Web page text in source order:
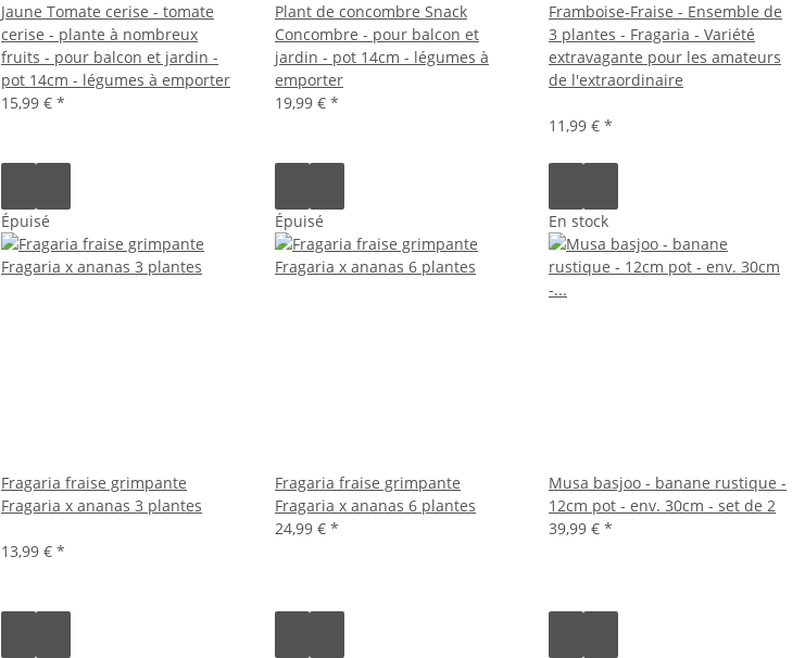
Jaune Tomate cerise - tomate
cerise - plante à nombreux
fruits - pour balcon et jardin -
pot 14cm - légumes à emporter
15,99 € *
Plant de concombre Snack
Concombre - pour balcon et
jardin - pot 14cm - légumes à
emporter
19,99 € *
Framboise-Fraise - Ensemble de
3 plantes - Fragaria - Variété
extravagante pour les amateurs
de l'extraordinaire
11,99 € *
Épuisé
Fragaria fraise grimpante
Fragaria x ananas 3 plantes
13,99 € *
Épuisé
Fragaria fraise grimpante
Fragaria x ananas 6 plantes
24,99 € *
En stock
Musa basjoo - banane rustique -
12cm pot - env. 30cm - set de 2
39,99 € *